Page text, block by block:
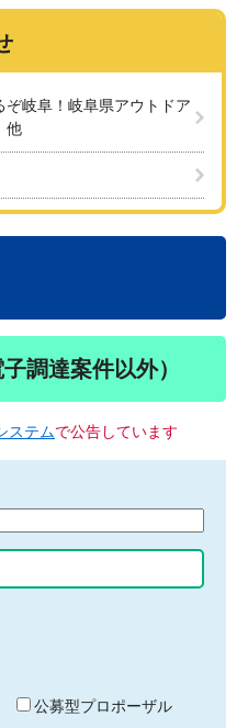
岐阜！岐阜県アウトドア
他
調達案件以外）
ステムで公告しています
公募型プロポーザル